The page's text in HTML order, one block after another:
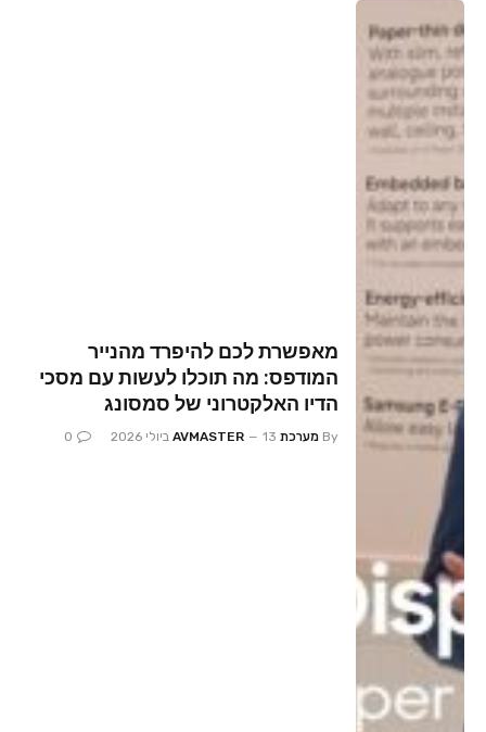
מאפשרת לכם להיפרד מהנייר
המודפס: מה תוכלו לעשות עם מסכי
הדיו האלקטרוני של סמסונג
By מערכת AVMASTER 13 ביולי 2026 0